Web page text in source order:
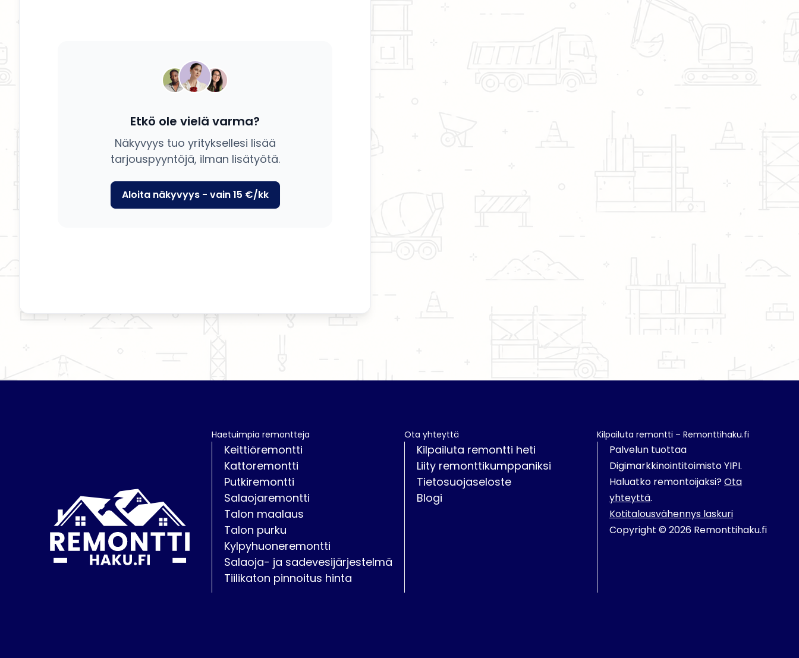
Etkö ole vielä varma?
Näkyvyys tuo yrityksellesi lisää
tarjouspyyntöjä, ilman lisätyötä.
Aloita näkyvyys - vain 15 €/kk
Haetuimpia remontteja
Keittiöremontti
Kattoremontti
Putkiremontti
Salaojaremontti
Talon maalaus
Talon purku
Kylpyhuoneremontti
Salaoja- ja sadevesijärjestelmä
Tiilikaton pinnoitus hinta
Ota yhteyttä
Kilpailuta remontti heti
Liity remonttikumppaniksi
Tietosuojaseloste
Blogi
Kilpailuta remontti – Remonttihaku.fi
Palvelun tuottaa
Digimarkkinointitoimisto YIPI.
Haluatko remontoijaksi?Ota
yhteyttä.
Kotitalousvähennys laskuri
Copyright © 2026 Remonttihaku.fi